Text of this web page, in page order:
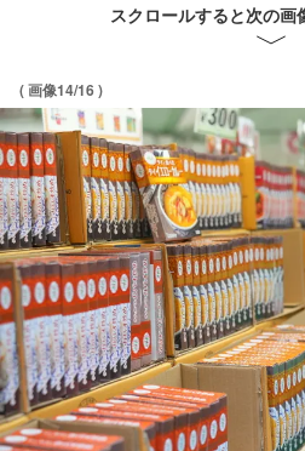
スクロールすると次の画
( 画像14/16 )